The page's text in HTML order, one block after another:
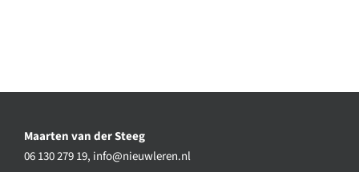
Maarten van der Steeg
06 130 279 19, info@nieuwleren.nl